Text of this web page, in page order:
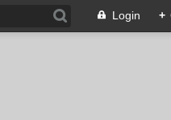
Login +